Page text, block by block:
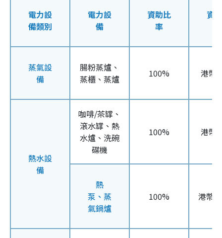
電力設
備類別
電力設
備
資助比
率
資
蒸氣設
備
腸粉蒸爐、
蒸櫃、蒸爐
100% 港幣
熱水設
備
咖啡/茶罉、
滾水罉、熱
水爐、洗碗
碟機
100% 港幣
熱
泵、 蒸
氣鍋爐
100% 港幣